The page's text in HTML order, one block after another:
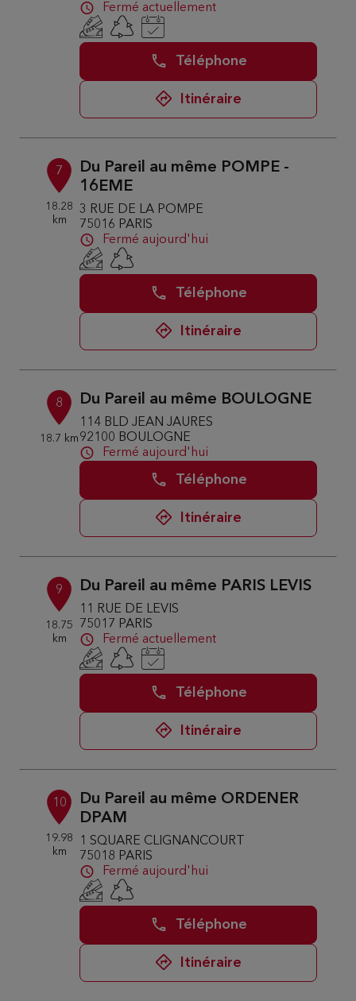
Fermé actuellement
Téléphone
Itinéraire
7
18.28
km
Du Pareil au même POMPE -
16EME
3 RUE DE LA POMPE
75016 PARIS
Fermé aujourd'hui
Téléphone
Itinéraire
8
18.7 km
Du Pareil au même BOULOGNE
114 BLD JEAN JAURES
92100 BOULOGNE
Fermé aujourd'hui
Téléphone
Itinéraire
9
18.75
km
Du Pareil au même PARIS LEVIS
11 RUE DE LEVIS
75017 PARIS
Fermé actuellement
Téléphone
Itinéraire
10
19.98
km
Du Pareil au même ORDENER
DPAM
1 SQUARE CLIGNANCOURT
75018 PARIS
Fermé aujourd'hui
Téléphone
Itinéraire